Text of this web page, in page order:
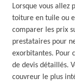
Lorsque vous allez
toiture en tuile ou
comparer les prix
prestataires pour
exorbitantes. Pour
de devis détaillés.
couvreur le plus